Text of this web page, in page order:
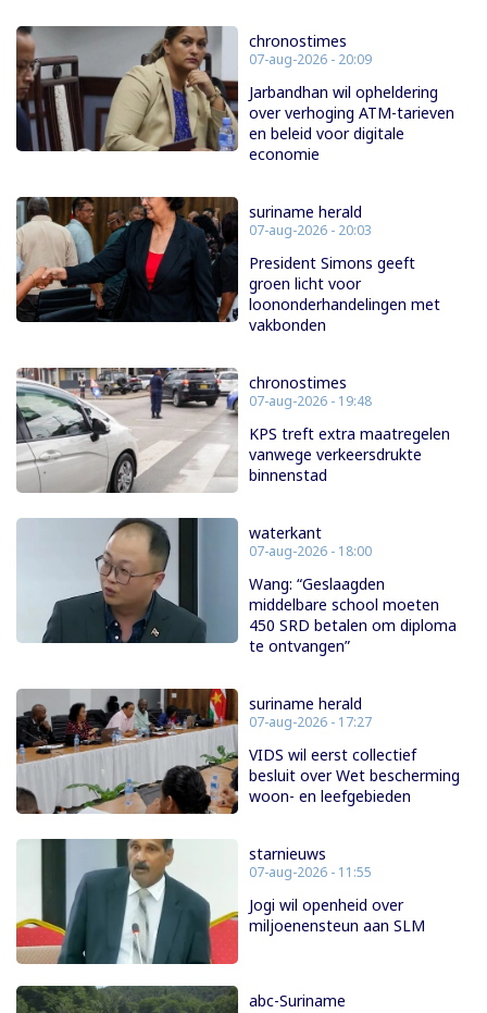
chronostimes
07-aug-2026 - 20:09
Jarbandhan wil opheldering
over verhoging ATM-tarieven
en beleid voor digitale
economie
suriname herald
07-aug-2026 - 20:03
President Simons geeft
groen licht voor
loononderhandelingen met
vakbonden
chronostimes
07-aug-2026 - 19:48
KPS treft extra maatregelen
vanwege verkeersdrukte
binnenstad
waterkant
07-aug-2026 - 18:00
Wang: “Geslaagden
middelbare school moeten
450 SRD betalen om diploma
te ontvangen”
suriname herald
07-aug-2026 - 17:27
VIDS wil eerst collectief
besluit over Wet bescherming
woon- en leefgebieden
starnieuws
07-aug-2026 - 11:55
Jogi wil openheid over
miljoenensteun aan SLM
abc-Suriname